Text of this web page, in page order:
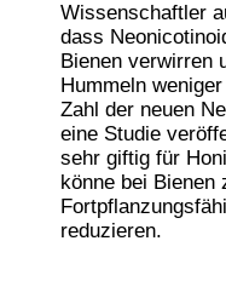
Wissenschaftler
dass
Bienen verwirren
Hummeln
Zahl der neuen
eine Studie
sehr giftig für
könne bei Bienen
reduzieren.